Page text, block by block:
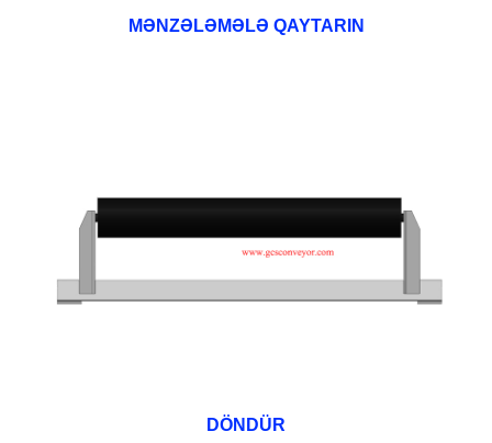
MƏNZƏLƏMƏLƏ QAYTARIN
DÖNDÜR